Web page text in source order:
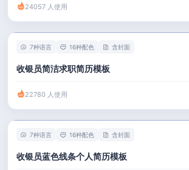
24057 人使用
7种语言 16种配色 含封面
收银员简洁求职简历模板
22780 人使用
7种语言 16种配色 含封面
收银员蓝色线条个人简历模板